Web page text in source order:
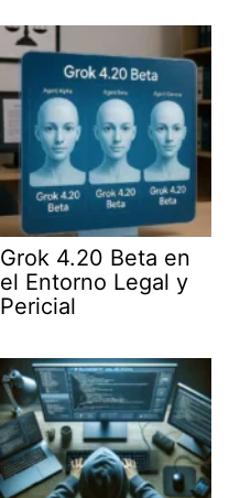
p
m
Grok 4.20 Beta en
el Entorno Legal y
Pericial